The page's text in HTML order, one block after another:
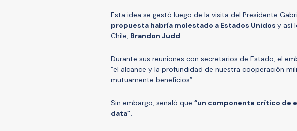
Esta idea se gestó luego de la visita del Presidente
propuesta habría molestado a Estados Unidos y así
Chile, Brandon Judd.
Durante sus reuniones con secretarios de Estado, el
“el alcance y la profundidad de nuestra cooperación
mutuamente beneficios”.
Sin embargo, señaló que “un componente crítico de
data”.